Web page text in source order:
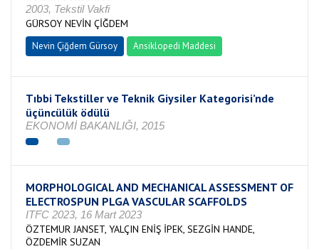
2003, Tekstil Vakfi
GÜRSOY NEVİN ÇİĞDEM
Nevin Çiğdem Gürsoy Ansiklopedi Maddesi
Tıbbi Tekstiller ve Teknik Giysiler Kategorisi’nde
üçüncülük ödülü
EKONOMİ BAKANLIĞI, 2015
MORPHOLOGICAL AND MECHANICAL ASSESSMENT OF
ELECTROSPUN PLGA VASCULAR SCAFFOLDS
ITFC 2023, 16 Mart 2023
ÖZTEMUR JANSET, YALÇIN ENİŞ İPEK, SEZGİN HANDE,
ÖZDEMİR SUZAN